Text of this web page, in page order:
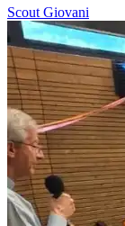
Scout Giovani